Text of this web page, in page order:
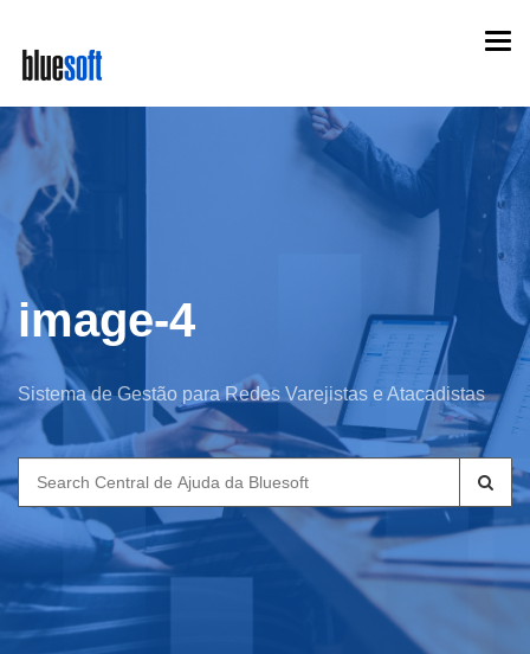
main
content
image-4
Sistema de Gestão para Redes Varejistas e Atacadistas
Search
for: